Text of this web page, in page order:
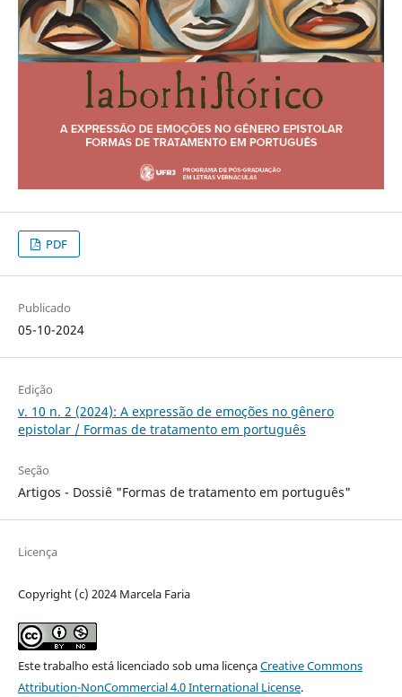
PDF
Publicado
05-10-2024
Edição
v. 10 n. 2 (2024): A expressão de emoções no gênero
epistolar / Formas de tratamento em português
Seção
Artigos - Dossiê "Formas de tratamento em português"
Licença
Copyright (c) 2024 Marcela Faria
Este trabalho está licenciado sob uma licençaCreative Commons
Attribution-NonCommercial 4.0 International License.